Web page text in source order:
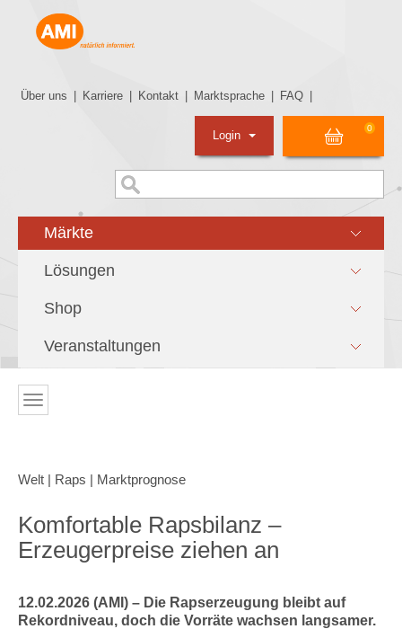
Über uns Karriere Kontakt Marktsprache FAQ
0
Login
Märkte
Lösungen
Shop
Veranstaltungen
Welt | Raps | Marktprognose
Komfortable Rapsbilanz –
Erzeugerpreise ziehen an
12.02.2026 (AMI) – Die Rapserzeugung bleibt auf
Rekordniveau, doch die Vorräte wachsen langsamer.